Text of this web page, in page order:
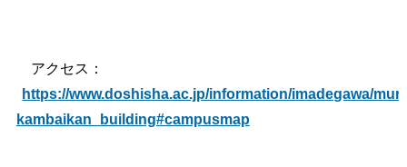
アクセス：
https://www.doshisha.ac.jp/information/imadegawa/
kambaikan_building#campusmap